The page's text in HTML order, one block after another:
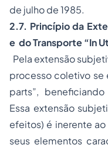
de julho de 1985.
2.7. Princípio da
e do Transporte “In
Pela extensão
processo coletivo se
parts”,
Essa extensão
efeitos) é inerente
seus elementos